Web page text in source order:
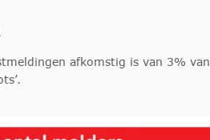
afkomstig is van 3%